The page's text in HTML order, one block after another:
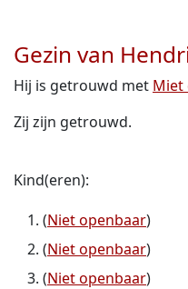
Gezin van
Hij is getrouwd met Miet
Zij zijn getrouwd.
Kind(eren):
(Niet openbaar)
(Niet openbaar)
(Niet openbaar)